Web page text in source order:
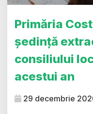
Primăria
ședință
consiliului
acestui an
29 decembrie